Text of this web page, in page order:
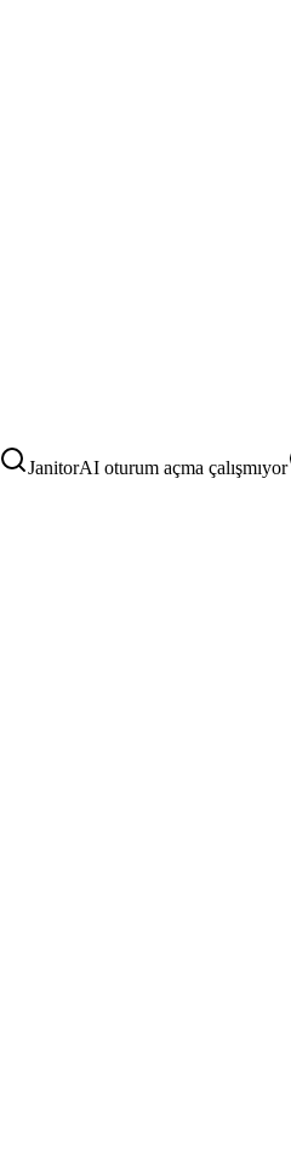
JanitorAI oturum açma çalışmıyor